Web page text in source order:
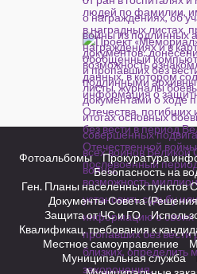
Фотоальбомы Прокуратура
Безопасность на
Ген. Планы населенных пунктов
Документы Совета
Защита от ЧС и ГО
Квалификац. требования к
Местное самоуправление
Муниципальная служба